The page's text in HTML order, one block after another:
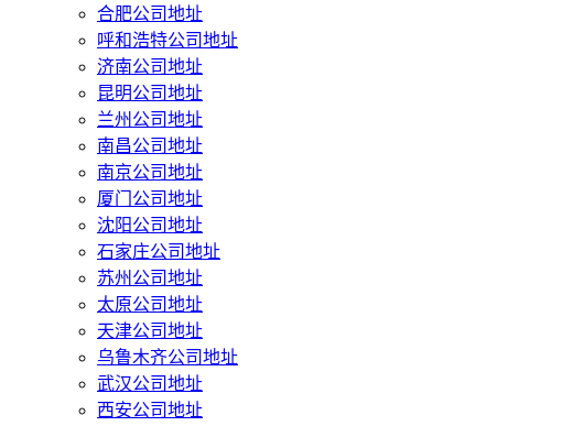
合肥公司地址
呼和浩特公司地址
济南公司地址
昆明公司地址
兰州公司地址
南昌公司地址
南京公司地址
厦门公司地址
沈阳公司地址
石家庄公司地址
苏州公司地址
太原公司地址
天津公司地址
乌鲁木齐公司地址
武汉公司地址
西安公司地址